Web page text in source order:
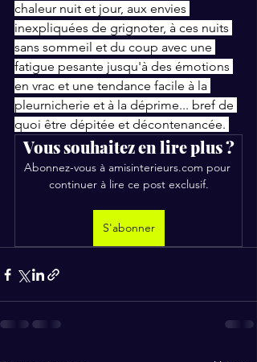
chaleur nuit et jour, aux envies
inexpliquées de grignoter, à ces nuits
sans sommeil et du coup avec une
fatigue pesante jusqu'à des émotions
en vrac et une tendance facile à la
pleurnicherie et à la déprime... bref de
quoi être dépitée et décontenancée.
Vous souhaitez en lire plus ?
Abonnez-vous à amisinterieurs.com pour
continuer à lire ce post exclusif.
S'abonner